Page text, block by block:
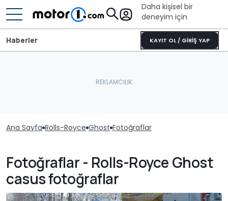
Daha kişisel bir
deneyim için
KAYIT OL / GİRİŞ YAP
Haberler
Ana Sayfa Rolls-Royce Ghost Fotoğraflar
Fotoğraflar - Rolls-Royce Ghost
casus fotoğraflar